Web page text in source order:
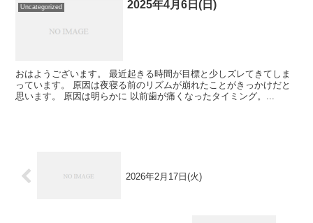
Uncategorized 2025年4月6日(日)
おはようございます。 最近起きる時間が目標と少しズレてきてしま
っています。 原因は夜寝る前のリズムが崩れたことがきっかけだと
思います。 原因は明らかに 以前歯が痛くなったタイミング。...
2026年2月17日(火)